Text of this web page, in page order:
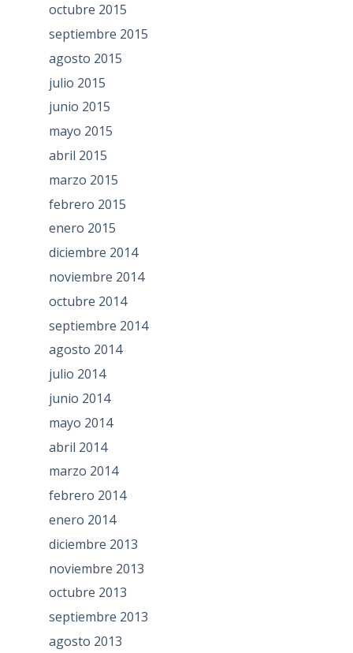
octubre 2015
septiembre 2015
agosto 2015
julio 2015
junio 2015
mayo 2015
abril 2015
marzo 2015
febrero 2015
enero 2015
diciembre 2014
noviembre 2014
octubre 2014
septiembre 2014
agosto 2014
julio 2014
junio 2014
mayo 2014
abril 2014
marzo 2014
febrero 2014
enero 2014
diciembre 2013
noviembre 2013
octubre 2013
septiembre 2013
agosto 2013